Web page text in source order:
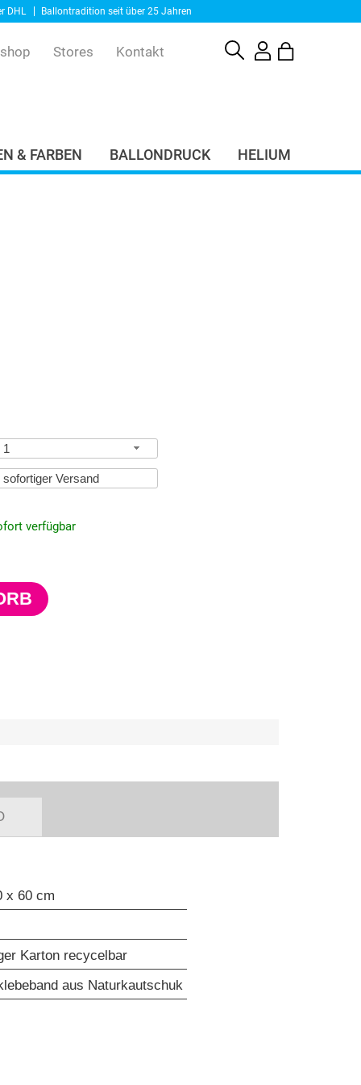
DHL Ballontradition seit über 25 Jahren
Stores Kontakt
& FARBEN BALLONDRUCK HELIUM
1
verfügbar
x 60 cm
Karton recycelbar
aus Naturkautschuk